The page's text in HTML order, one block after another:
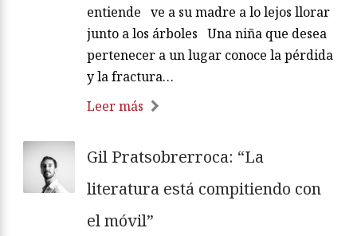
entiende ve a su madre a lo lejos llorar
junto a los árboles Una niña que desea
pertenecer a un lugar conoce la pérdida
y la fractura…
Leer más
Gil Pratsobrerroca: “La
literatura está compitiendo con
el móvil”